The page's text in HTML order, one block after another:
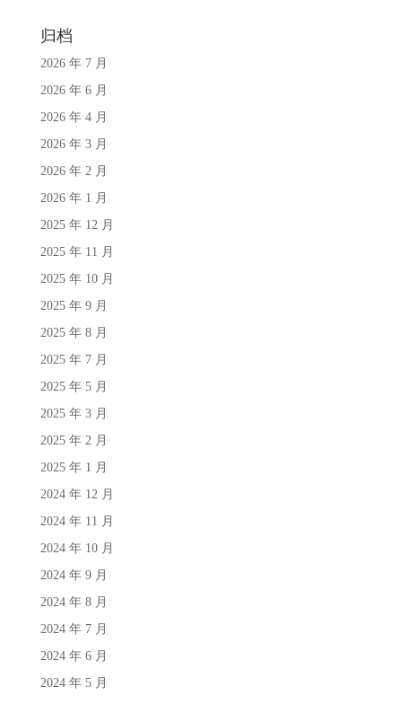
归档
2026 年 7 月
2026 年 6 月
2026 年 4 月
2026 年 3 月
2026 年 2 月
2026 年 1 月
2025 年 12 月
2025 年 11 月
2025 年 10 月
2025 年 9 月
2025 年 8 月
2025 年 7 月
2025 年 5 月
2025 年 3 月
2025 年 2 月
2025 年 1 月
2024 年 12 月
2024 年 11 月
2024 年 10 月
2024 年 9 月
2024 年 8 月
2024 年 7 月
2024 年 6 月
2024 年 5 月